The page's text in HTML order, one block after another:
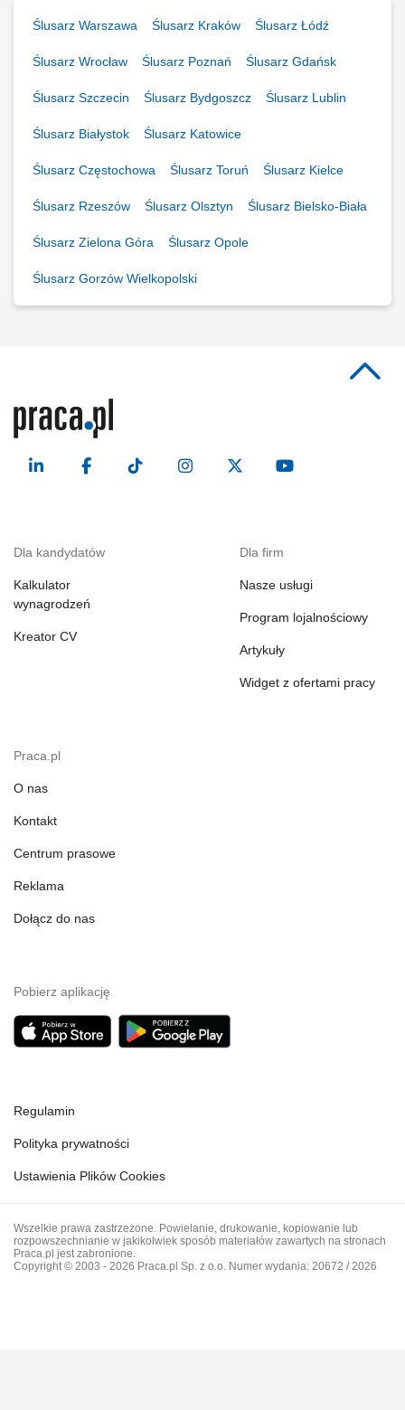
Ślusarz Warszawa Ślusarz Kraków Ślusarz Łódź
Ślusarz Wrocław Ślusarz Poznań Ślusarz Gdańsk
Ślusarz Szczecin Ślusarz Bydgoszcz Ślusarz Lublin
Ślusarz Białystok Ślusarz Katowice
Ślusarz Częstochowa Ślusarz Toruń Ślusarz Kielce
Ślusarz Rzeszów Ślusarz Olsztyn Ślusarz Bielsko-Biała
Ślusarz Zielona Góra Ślusarz Opole
Ślusarz Gorzów Wielkopolski
Dla kandydatów
Kalkulator
wynagrodzeń
Kreator CV
Dla firm
Nasze usługi
Program lojalnościowy
Artykuły
Widget z ofertami pracy
Praca.pl
O nas
Kontakt
Centrum prasowe
Reklama
Dołącz do nas
Pobierz aplikację
Regulamin
Polityka prywatności
Ustawienia Plików Cookies
Wszelkie prawa zastrzeżone. Powielanie, drukowanie, kopiowanie lub
rozpowszechnianie w jakikolwiek sposób materiałów zawartych na stronach
Praca.pl jest zabronione.
Copyright © 2003 - 2026 Praca.pl Sp. z o.o. Numer wydania: 20672 / 2026